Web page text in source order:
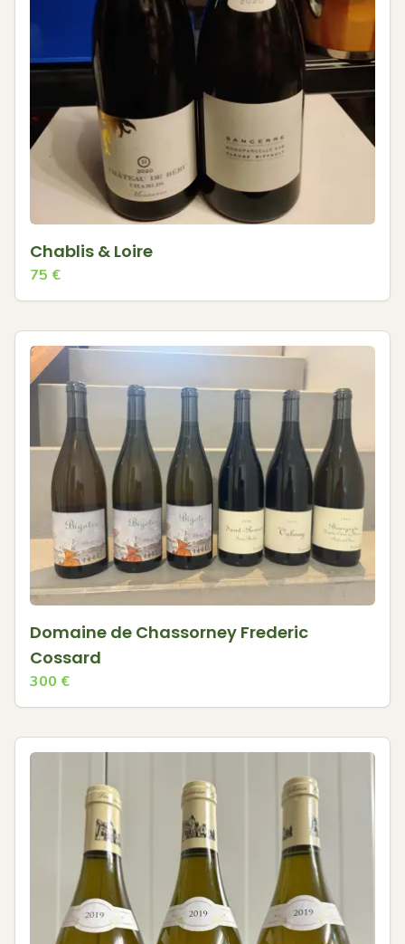
Chablis & Loire
75 €
Domaine de Chassorney Frederic
Cossard
300 €